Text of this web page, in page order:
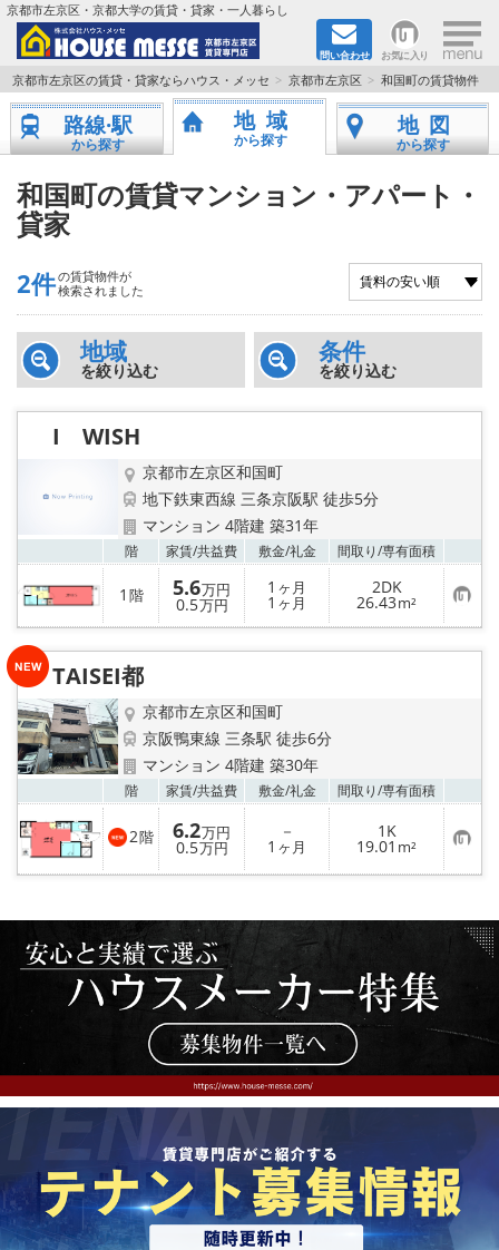
京都市左京区・京都大学の賃貸・貸家・一人暮らし
問い合わせ お気に入り ×
TOPページ
地図から検索
地域から検索
京都大学＆京都芸術大学生さんに
書類DL & 入居者さまへ
家族で住むならマンション？賃家？
ペット相談OKの賃貸！
特選物件
ハウスメーカー施工特集！
路線·駅から探す
IT重説について
スタッフ紹介
賃貸管理の北白川店
店舗情報·アクセス
会社概要
メールでお問い合わせ
京都市左京区の賃貸・貸家ならハウス・メッセ 京都市左京区 和国町の賃貸物件
路線·駅
から探す
地域
から探す
地図
から探す
和国町の賃貸マンション・アパート・
貸家
2件の賃貸物件が
検索されました
地域
を絞り込む
条件
を絞り込む
I WISH
京都市左京区和国町
地下鉄東西線 三条京阪駅 徒歩5分
マンション 4階建 築31年
階 家賃/共益費 敷金/礼金 間取り/専有面積
1 階 5.6万円
0.5万円
1 ヶ月
1 ヶ月
2DK
26.43m² お
気
に
入
TAISEI都
京都市左京区和国町
京阪鴨東線 三条駅 徒歩6分
マンション 4階建 築30年
階 家賃/共益費 敷金/礼金 間取り/専有面積
2階 6.2万円
0.5万円
－
1 ヶ月
1K
19.01 m² お
気
に
登